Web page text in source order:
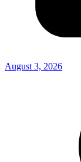
August 3, 2026